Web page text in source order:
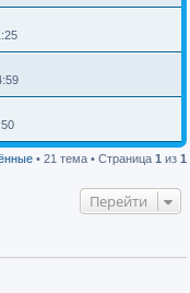
• 21 тема • Страница 1 из 1
Перейти